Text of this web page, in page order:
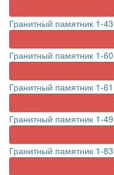
Гранитный памятник 1-43
Гранитный памятник 1-60
Гранитный памятник 1-61
Гранитный памятник 1-49
Гранитный памятник 1-83